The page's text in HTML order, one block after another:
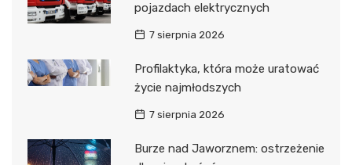
pojazdach elektrycznych
7 sierpnia 2026
Profilaktyka, która może uratować
życie najmłodszych
7 sierpnia 2026
Burze nad Jaworznem: ostrzeżenie